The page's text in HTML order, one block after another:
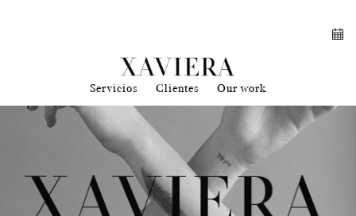
Servicios Clientes Our work